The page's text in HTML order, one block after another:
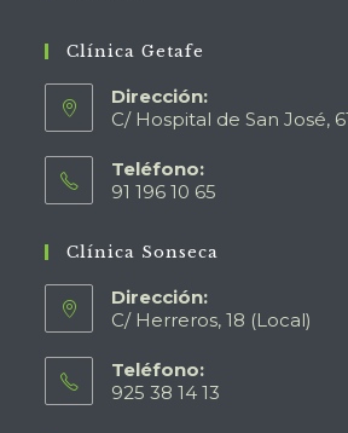
Clínica Getafe
Dirección:
C/ Hospital de San José,
Teléfono:
91 196 10 65
Clínica Sonseca
Dirección:
C/ Herreros, 18 (Local)
Teléfono:
925 38 14 13